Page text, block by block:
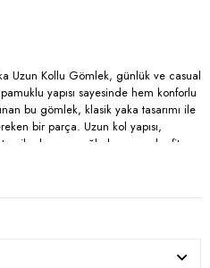
Uzun Kollu Gömlek, günlük ve casual
yapısı sayesinde hem konforlu
bu gömlek, klasik yaka tasarımı ile
bir parça. Uzun kol yapısı,
olmasını sağlarken, regular fit
sunar. Düğmeli kapama şekli ise
hem iş hem de sosyal ortamlarda